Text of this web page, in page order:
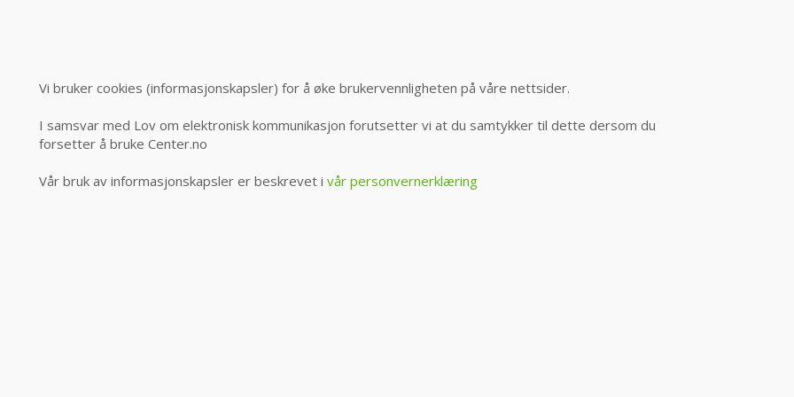
Vi bruker cookies (informasjonskapsler) for å øke brukervennligheten på våre nettsider.
I samsvar med Lov om elektronisk kommunikasjon forutsetter vi at du samtykker til dette dersom du
forsetter å bruke Center.no
Vår bruk av informasjonskapsler er beskrevet i vår personvernerklæring